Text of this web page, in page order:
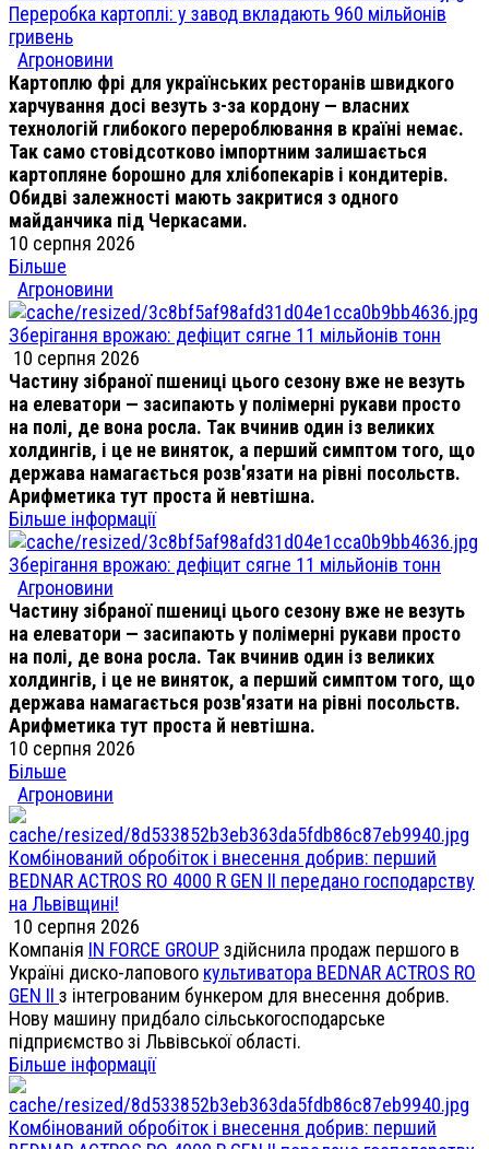
Переробка картоплі: у завод вкладають 960 мільйонів
гривень
Агроновини
Картоплю фрі для українських ресторанів швидкого
харчування досі везуть з-за кордону — власних
технологій глибокого перероблювання в країні немає.
Так само стовідсотково імпортним залишається
картопляне борошно для хлібопекарів і кондитерів.
Обидві залежності мають закритися з одного
майданчика під Черкасами.
10 серпня 2026
Більше
Агроновини
Зберігання врожаю: дефіцит сягне 11 мільйонів тонн
10 серпня 2026
Частину зібраної пшениці цього сезону вже не везуть
на елеватори — засипають у полімерні рукави просто
на полі, де вона росла. Так вчинив один із великих
холдингів, і це не виняток, а перший симптом того, що
держава намагається розв'язати на рівні посольств.
Арифметика тут проста й невтішна.
Більше інформації
Зберігання врожаю: дефіцит сягне 11 мільйонів тонн
Агроновини
Частину зібраної пшениці цього сезону вже не везуть
на елеватори — засипають у полімерні рукави просто
на полі, де вона росла. Так вчинив один із великих
холдингів, і це не виняток, а перший симптом того, що
держава намагається розв'язати на рівні посольств.
Арифметика тут проста й невтішна.
10 серпня 2026
Більше
Агроновини
Комбінований обробіток і внесення добрив: перший
BEDNAR ACTROS RO 4000 R GEN II передано господарству
на Львівщині!
10 серпня 2026
Компанія IN FORCE GROUP здійснила продаж першого в
Україні диско-лапового культиватора BEDNAR ACTROS RO
GEN II з інтегрованим бункером для внесення добрив.
Нову машину придбало сільськогосподарське
підприємство зі Львівської області.
Більше інформації
Комбінований обробіток і внесення добрив: перший